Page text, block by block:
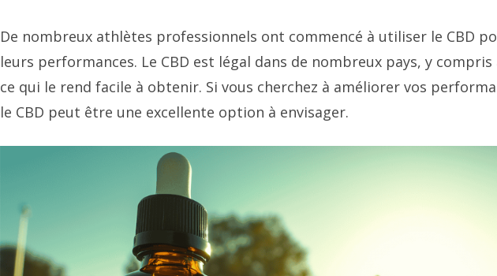
De nombreux athlètes professionnels ont commencé à utiliser le CBD
leurs performances. Le CBD est légal dans de nombreux pays, y compris
ce qui le rend facile à obtenir. Si vous cherchez à améliorer vos
le CBD peut être une excellente option à envisager.